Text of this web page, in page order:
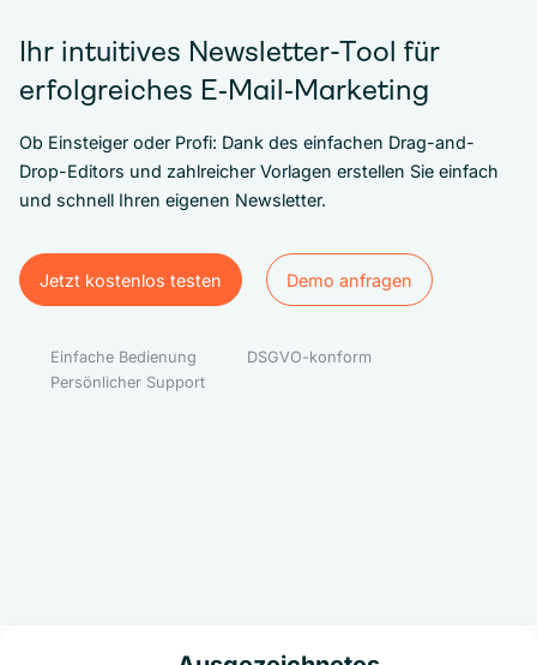
Ihr intuitives Newsletter-Tool für
erfolgreiches E‑Mail‑Marketing
Ob Einsteiger oder Profi: Dank des einfachen Drag-and-
Drop-Editors und zahlreicher Vorlagen erstellen Sie einfach
und schnell Ihren eigenen Newsletter.
Jetzt kostenlos testen
Jetzt kostenlos testen
Demo anfragen
Demo anfragen
Einfache Bedienung
DSGVO-konform
Persönlicher Support